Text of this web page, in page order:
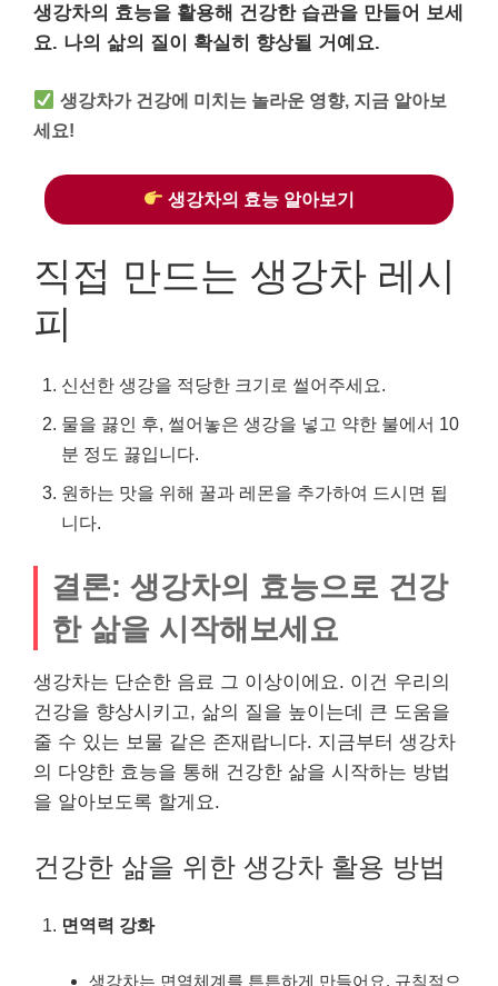
생강차의 효능을 활용해 건강한 습관을 만들어 보세
요. 나의 삶의 질이 확실히 향상될 거예요.
생강차가 건강에 미치는 놀라운 영향, 지금 알아보
세요!
생강차의 효능 알아보기
직접 만드는 생강차 레시
피
신선한 생강을 적당한 크기로 썰어주세요.
물을 끓인 후, 썰어놓은 생강을 넣고 약한 불에서 10
분 정도 끓입니다.
원하는 맛을 위해 꿀과 레몬을 추가하여 드시면 됩
니다.
결론: 생강차의 효능으로 건강
한 삶을 시작해보세요
생강차는 단순한 음료 그 이상이에요. 이건 우리의
건강을 향상시키고, 삶의 질을 높이는데 큰 도움을
줄 수 있는 보물 같은 존재랍니다. 지금부터 생강차
의 다양한 효능을 통해 건강한 삶을 시작하는 방법
을 알아보도록 할게요.
건강한 삶을 위한 생강차 활용 방법
면역력 강화
생강차는 면역체계를 튼튼하게 만들어요. 규칙적으